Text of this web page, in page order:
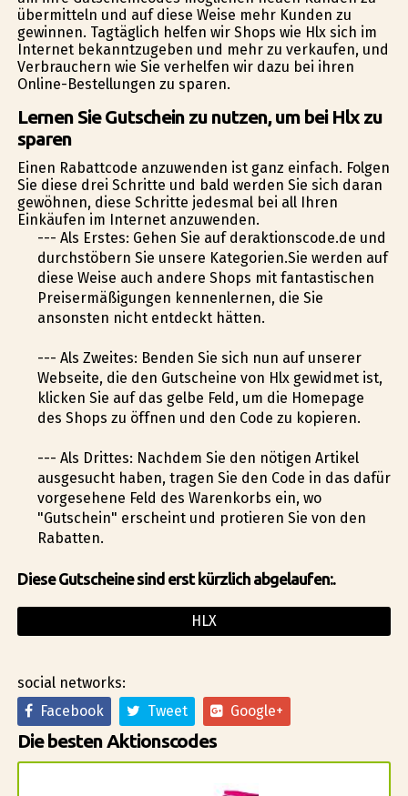
übermitteln und auf diese Weise mehr Kunden zu
gewinnen. Tagtäglich helfen wir Shops wie Hlx sich im
Internet bekanntzugeben und mehr zu verkaufen, und
Verbrauchern wie Sie verhelfen wir dazu bei ihren
Online-Bestellungen zu sparen.
Lernen Sie Gutschein zu nutzen, um bei Hlx zu
sparen
Einen Rabattcode anzuwenden ist ganz einfach. Folgen
Sie diese drei Schritte und bald werden Sie sich daran
gewöhnen, diese Schritte jedesmal bei all Ihren
Einkäufen im Internet anzuwenden.
--- Als Erstes: Gehen Sie auf deraktionscode.de und
durchstöbern Sie unsere Kategorien.Sie werden auf
diese Weise auch andere Shops mit fantastischen
Preisermäßigungen kennenlernen, die Sie
ansonsten nicht entdeckt hätten.
--- Als Zweites: Befinden Sie sich nun auf unserer
Webseite, die den Gutscheine von Hlx gewidmet ist,
klicken Sie auf das gelbe Feld, um die Homepage
des Shops zu öffnen und den Code zu kopieren.
--- Als Drittes: Nachdem Sie den nötigen Artikel
ausgesucht haben, tragen Sie den Code in das dafür
vorgesehene Feld des Warenkorbs ein, wo
"Gutschein" erscheint und profitieren Sie von den
Rabatten.
Diese Gutscheine sind erst kürzlich abgelaufen:.
HLX
social networks:
Facebook
Tweet Google+
Die besten Aktionscodes